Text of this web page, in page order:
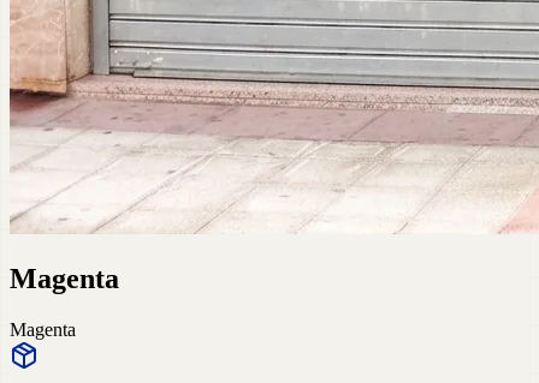
Magenta
Magenta